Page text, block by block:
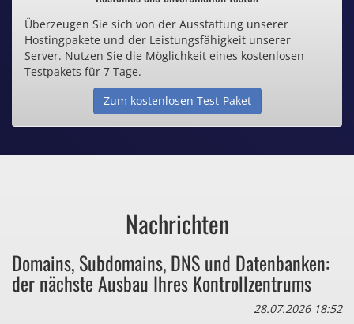
Inklusive .de Domain
Webspace ab 1,25€ / Monat
Günstige SSL-Zertifikate
Bezahlen Sie auch zu viel
für Dinge, die sie gar nicht brauchen?
Überzeugen Sie sich von der Ausstattung unserer
Hostingpakete und der Leistungsfähigkeit unserer
Server. Nutzen Sie die Möglichkeit eines kostenlosen
Testpakets für 7 Tage.
Zum kostenlosen Test-Paket
Nachrichten
Domains, Subdomains, DNS und Datenbanken:
der nächste Ausbau Ihres Kontrollzentrums
28.07.2026 18:52